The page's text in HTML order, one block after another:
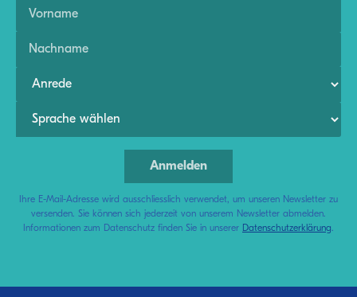
Ihre E-Mail-Adresse wird ausschliesslich verwendet, um unseren Newsletter zu
versenden. Sie können sich jederzeit von unserem Newsletter abmelden.
Informationen zum Datenschutz finden Sie in unserer Datenschutzerklärung.